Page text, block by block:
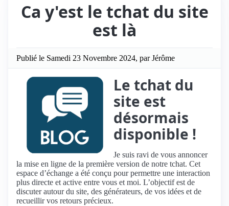
Ca y'est le tchat du site
est là
Publié le Samedi 23 Novembre 2024, par Jérôme
Le tchat du
site est
désormais
disponible !
Je suis ravi de vous annoncer
la mise en ligne de la première version de notre tchat. Cet
espace d’échange a été conçu pour permettre une interaction
plus directe et active entre vous et moi. L’objectif est de
discuter autour du site, des générateurs, de vos idées et de
recueillir vos retours précieux.